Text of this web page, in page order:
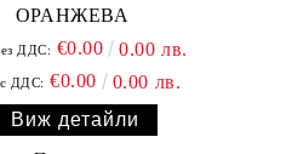
ОРАНЖЕВА
ДДС: €0.00 0.00 лв.
ДДС: €0.00
0.00 лв.
Виж детайли